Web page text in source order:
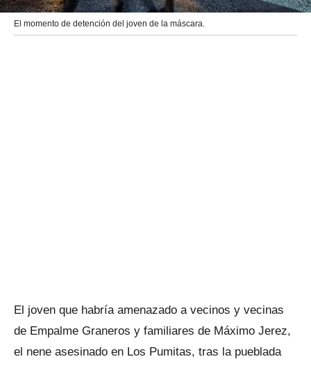
El momento de detención del joven de la máscara.
El joven que habría amenazado a vecinos y vecinas
de Empalme Graneros y familiares de Máximo Jerez,
el nene asesinado en Los Pumitas, tras la pueblada